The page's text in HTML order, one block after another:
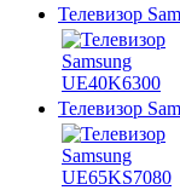
Телевизор
Телевизор